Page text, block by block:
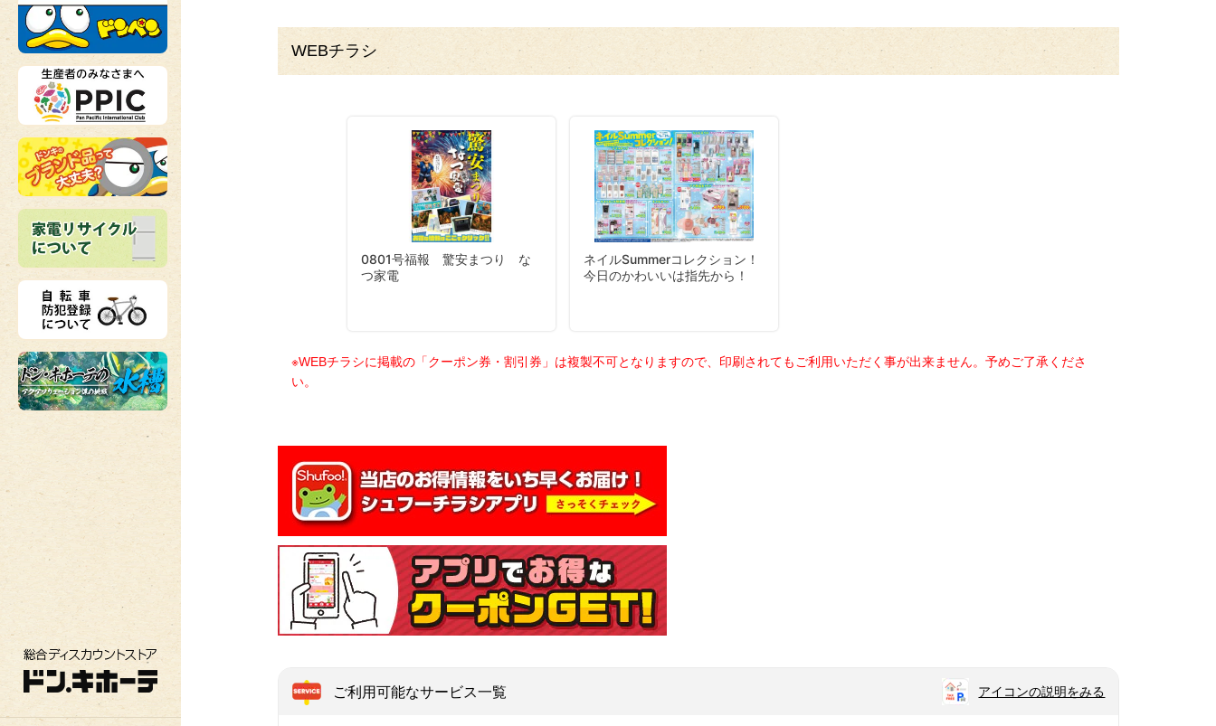
総合ディスカウントストア ドン・キホーテ
WEBチラシ
※WEBチラシに掲載の「クーポン券・割引券」は複製不可となりますので、印刷されてもご利用いただく事が出来ません。予めご了承くださ
い。
ご利用可能なサービス一覧 アイコンの説明をみる